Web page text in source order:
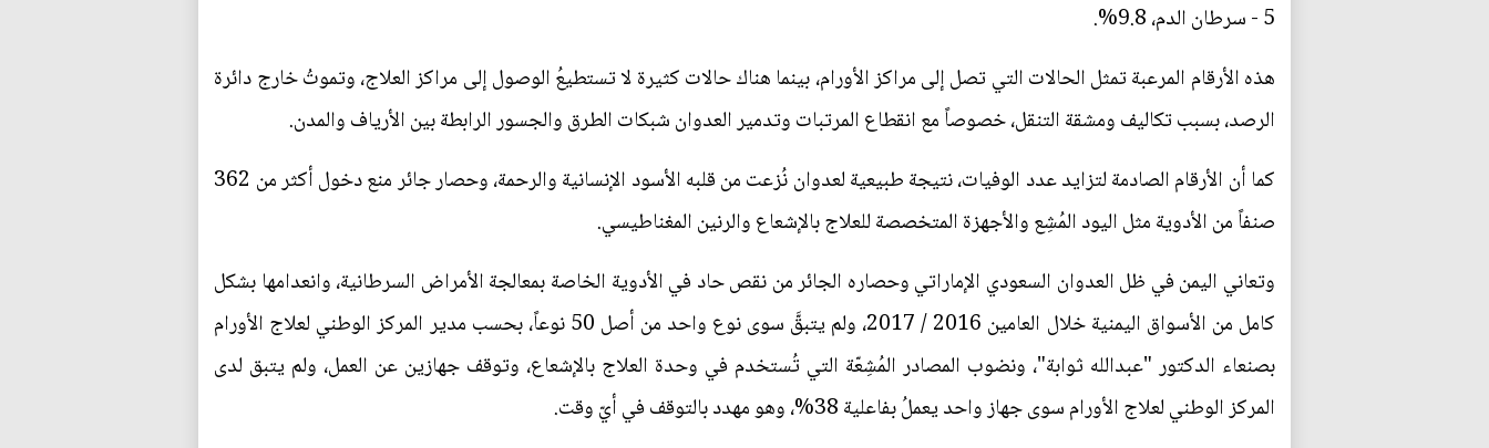
5 - سرطان الدم، 9.8%.
هذه الأرقام المرعبة تمثل الحالات التي تصل إلى مراكز الأورام، بينما هناك حالات كثيرة لا تستطيعُ الوصول إلى مراكز العلاج، وتموتُ خارج دائرة
الرصد، بسبب تكاليف ومشقة التنقل، خصوصاً مع انقطاع المرتبات وتدمير العدوان شبكات الطرق والجسور الرابطة بين الأرياف والمدن.
كما أن الأرقام الصادمة لتزايد عدد الوفيات، نتيجة طبيعية لعدوان نُزعت من قلبه الأسود الإنسانية والرحمة، وحصار جائر منع دخول أكثر من 362
صنفاً من الأدوية مثل اليود المُشِع والأجهزة المتخصصة للعلاج بالإشعاع والرنين المغناطيسي.
وتعاني اليمن في ظل العدوان السعودي الإماراتي وحصاره الجائر من نقص حاد في الأدوية الخاصة بمعالجة الأمراض السرطانية، وانعدامها بشكل
كامل من الأسواق اليمنية خلال العامين 2016 / 2017، ولم يتبقَّ سوى نوع واحد من أصل 50 نوعاً، بحسب مدير المركز الوطني لعلاج الأورام
بصنعاء الدكتور "عبدالله ثوابة"، ونضوب المصادر المُشِعّة التي تُستخدم في وحدة العلاج بالإشعاع، وتوقف جهازين عن العمل، ولم يتبق لدى
المركز الوطني لعلاج الأورام سوى جهاز واحد يعملُ بفاعلية 38%، وهو مهدد بالتوقف في أيّ وقت.